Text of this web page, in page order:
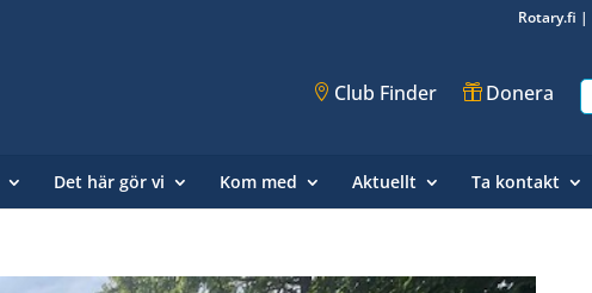
Rotary.fi |
Club Finder Donera
Det här gör vi Kom med Aktuellt Ta kontakt